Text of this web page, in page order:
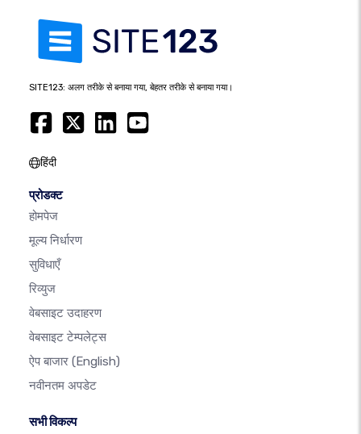
SITE123: अलग तरीके से बनाया गया, बेहतर तरीके से बनाया गया।
हिंदी
प्रोडक्ट
होमपेज
मूल्य निर्धारण
सुविधाएँ
रिव्युज
वेबसाइट उदाहरण
वेबसाइट टेम्पलेट्स
ऐप बाजार (English)
नवीनतम अपडेट
सभी विकल्प